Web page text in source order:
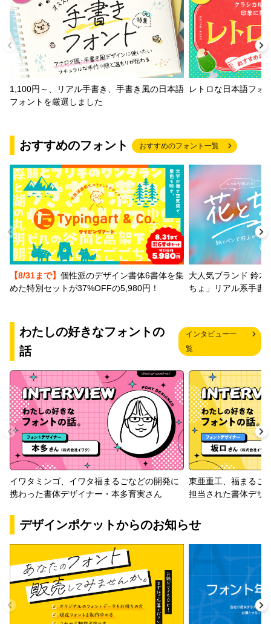
1,100円～、リアル手書き、手書き風の日本語
フォントを厳選しました
レトロな日本語フォ
おすすめのフォント おすすめのフォント一覧
【8/31まで】 個性派のデザイン書体6書体を集
めた特別セットが37%OFFの5,980円！
大人気ブランド 鈴木
ちょ」リアル系手書
わたしの好きなフォントの
話
インタビュー一
覧
イワタミンゴ、イワタ福まるごなどの開発に
携わった書体デザイナー・本多育実さん
東亜重工、福まるご
担当された書体デザ
デザインポケットからのお知らせ